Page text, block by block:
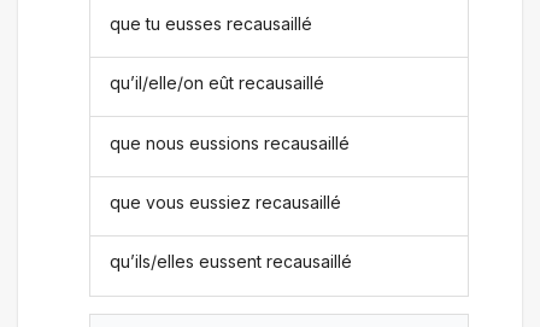
que tu eusses recausaillé
qu’il/elle/on eût recausaillé
que nous eussions recausaillé
que vous eussiez recausaillé
qu’ils/elles eussent recausaillé